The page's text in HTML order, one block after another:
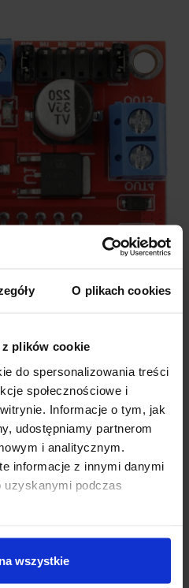
O plikach cookies
plików cookie
do spersonalizowania treści
społecznościowe i
Informacje o tym, jak
udostępniamy partnerom
i analitycznym.
informacje z innymi danymi
uzyskanymi podczas
wszystkie
12 V
maks. 2 A
36 mA
V:
2,54 mm
śrubowe ARK